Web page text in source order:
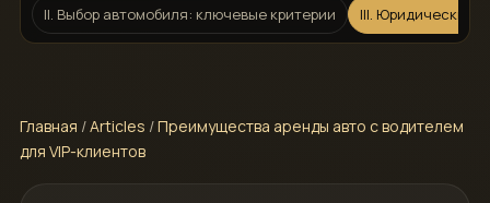
II. Выбор автомобиля: ключевые критерии III. Юридические
Главная /Articles /Преимущества аренды авто с водителем
для VIP-клиентов